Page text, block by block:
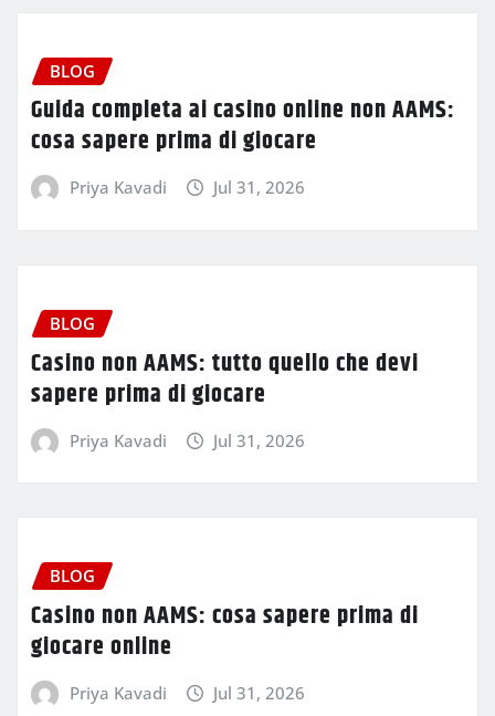
BLOG
Guida completa ai casino online non AAMS:
cosa sapere prima di giocare
Priya Kavadi Jul 31, 2026
BLOG
Casino non AAMS: tutto quello che devi
sapere prima di giocare
Priya Kavadi Jul 31, 2026
BLOG
Casino non AAMS: cosa sapere prima di
giocare online
Priya Kavadi Jul 31, 2026